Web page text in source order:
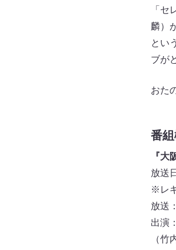
「セ
麟）
とい
ブが
おた
番
『大
放送
※レ
放送
出演
（竹